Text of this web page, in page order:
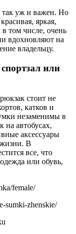
так уж и важен. Но
яркая,
том числе, очень
вдохновляют на
владельцу.
или
стоит не
катков и
незаменимы в
на автобусах,
аксессуары
жизни. В
все, что
или обувь,
female/
sumki-zhenskie/